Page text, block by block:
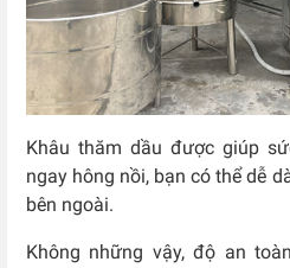
Khâu thăm dầu được giúp
ngay hông nồi, bạn có thể dễ
bên ngoài.
Không những vậy, độ an